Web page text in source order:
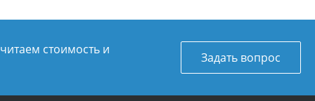
стоимость и
Задать вопрос